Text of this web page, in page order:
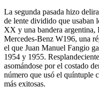
La segunda pasada hizo
de lente dividido que usaban
XX y una bandera argentina,
Mercedes-Benz W196, una
el que Juan Manuel Fangio
1954 y 1955.
asomándose por el costado
número que usó el quíntuple
más exitosas.